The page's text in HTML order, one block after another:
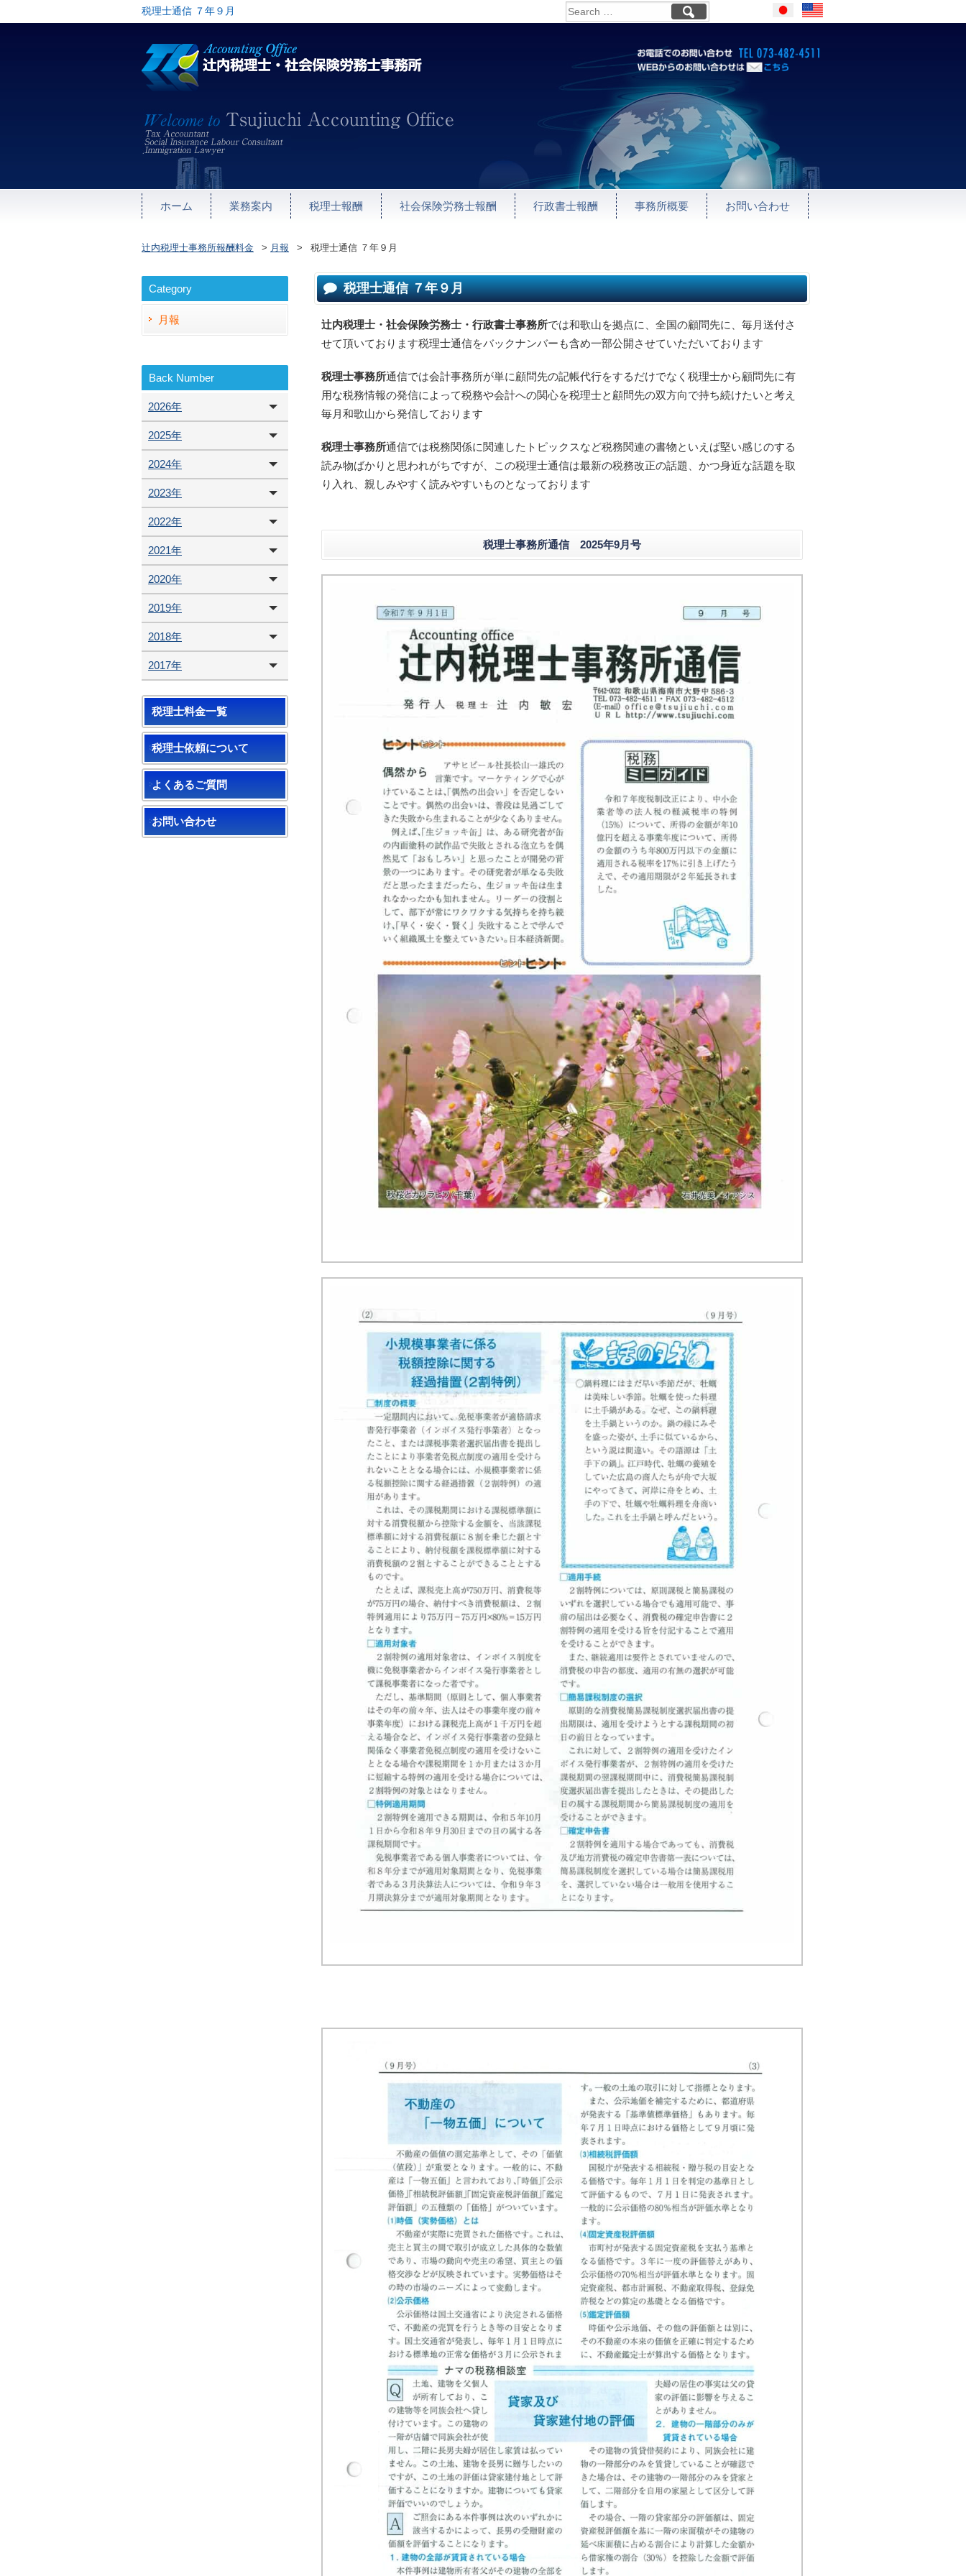
税理士通信 ７年９月
WEBからのお問い合わせはこ
ちら
ホーム 業務案内 税理士報酬 社会保険労務士報酬 行政書士報酬 事務所概要 お問い合わせ
辻内税理士事務所報酬料金 > 月報 > 税理士通信 ７年９月
税理士通信 ７年９月
辻内税理士・社会保険労務士・行政書士事務所では和歌山を拠点に、全国の顧問先に、毎月送付さ
せて頂いております税理士通信をバックナンバーも含め一部公開させていただいております
税理士事務所通信では会計事務所が単に顧問先の記帳代行をするだけでなく税理士から顧問先に有
用な税務情報の発信によって税務や会計への関心を税理士と顧問先の双方向で持ち続けたいと考え
毎月和歌山から発信しております
税理士事務所通信では税務関係に関連したトピックスなど税務関連の書物といえば堅い感じのする
読み物ばかりと思われがちですが、この税理士通信は最新の税務改正の話題、かつ身近な話題を取
り入れ、親しみやすく読みやすいものとなっております
税理士事務所通信 2025年9月号
Category
月報
Back Number
2026年
2025年
2024年
2023年
2022年
2021年
2020年
2019年
2018年
2017年
税理士料金一覧
税理士依頼について
よくあるご質問
お問い合わせ